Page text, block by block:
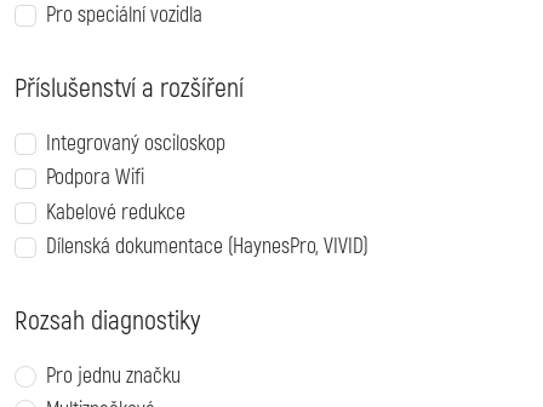
Pro speciální vozidla
Příslušenství a rozšíření
Integrovaný osciloskop
Podpora Wifi
Kabelové redukce
Dílenská dokumentace (HaynesPro, VIVID)
Rozsah diagnostiky
Pro jednu značku